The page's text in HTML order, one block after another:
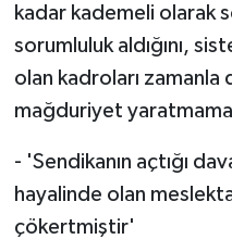
kadar kademeli olarak
sorumluluk aldığını,
olan kadroları zamanla
mağduriyet
- 'Sendikanın açtığı
hayalinde olan
çökertmiştir'